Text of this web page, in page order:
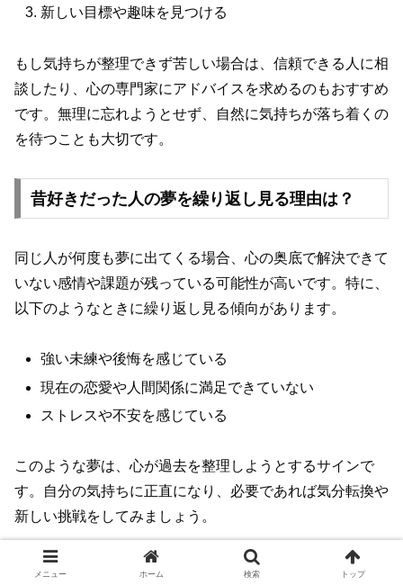
新しい目標や趣味を見つける
もし気持ちが整理できず苦しい場合は、信頼できる人に相
談したり、心の専門家にアドバイスを求めるのもおすすめ
です。無理に忘れようとせず、自然に気持ちが落ち着くの
を待つことも大切です。
昔好きだった人の夢を繰り返し見る理由は？
同じ人が何度も夢に出てくる場合、心の奥底で解決できて
いない感情や課題が残っている可能性が高いです。特に、
以下のようなときに繰り返し見る傾向があります。
強い未練や後悔を感じている
現在の恋愛や人間関係に満足できていない
ストレスや不安を感じている
このような夢は、心が過去を整理しようとするサインで
す。自分の気持ちに正直になり、必要であれば気分転換や
新しい挑戦をしてみましょう。
元好きな人の夢の後に取るべき行動は？
メニュー ホーム 検索 トップ